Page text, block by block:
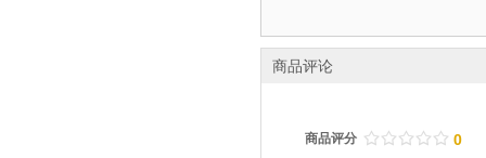
商品评论
商品评分 / / / / /
. . . . . 0